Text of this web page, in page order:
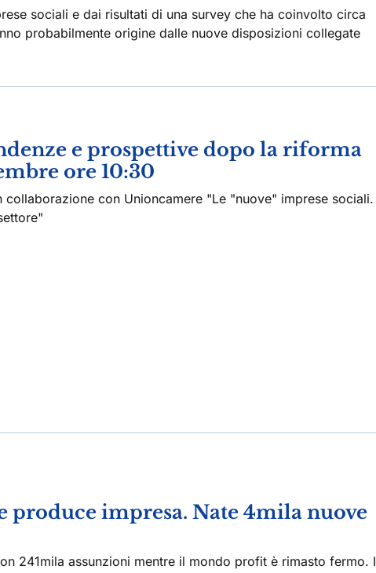
sociali e dai risultati di una survey che ha coinvolto circa
probabilmente origine dalle nuove disposizioni collegate
e prospettive dopo la riforma
ore 10:30
con Unioncamere "Le "nuove" imprese sociali.
produce impresa. Nate 4mila nuove
241mila assunzioni mentre il mondo profit è rimasto fermo. I